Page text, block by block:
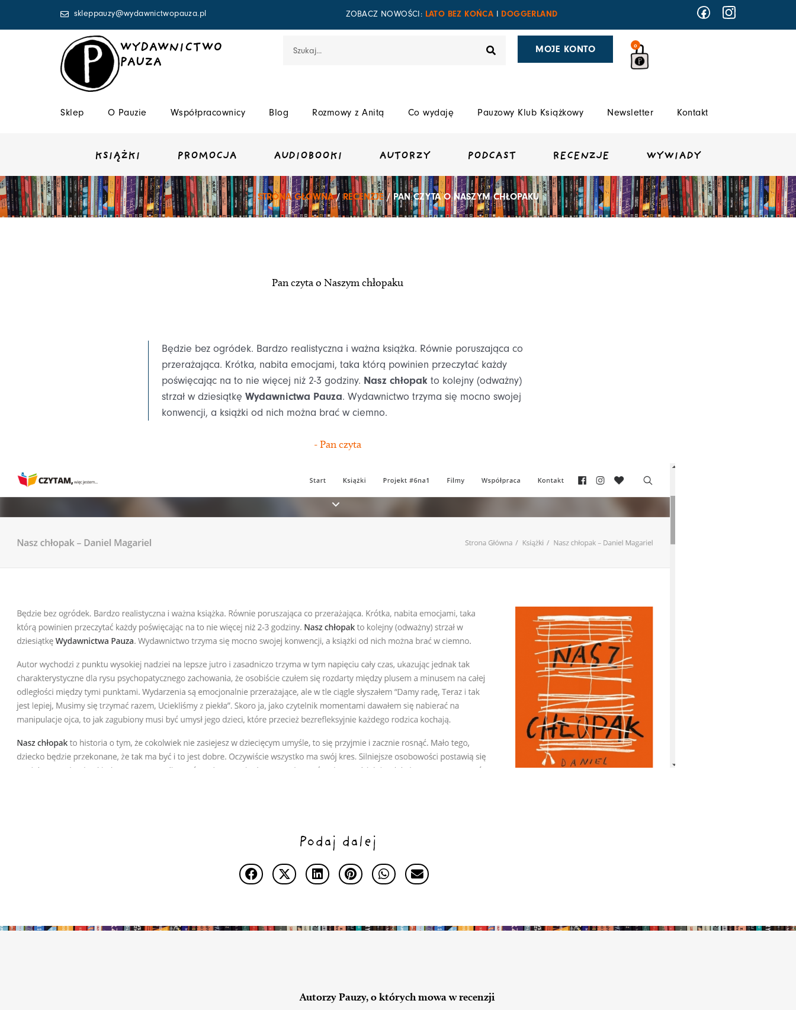
skleppauzy@wydawnictwopauza.pl ZOBACZ NOWOŚCI: LATO BEZ KOŃCA DOGGERLAND
WYDAWNICTWO
PAUZA
MOJE KONTO 0
Sklep O Pauzie Współpracownicy Blog Rozmowy z Anitą Co wydaję Pauzowy Klub Książkowy Newsletter Kontakt
KSIĄŻKI PROMOCJA AUDIOBOOKI AUTORZY PODCAST RECENZJE WYWIADY
STRONA GŁÓWNA/RECENZJE/ PAN CZYTA O NASZYM CHŁOPAKU
Pan czyta o Naszym chłopaku
Będzie bez ogródek. Bardzo realistyczna i ważna książka. Równie poruszająca co
przerażająca. Krótka, nabita emocjami, taka którą powinien przeczytać każdy
poświęcając na to nie więcej niż 2-3 godziny. Nasz chłopak to kolejny (odważny)
strzał w dziesiątkę Wydawnictwa Pauza. Wydawnictwo trzyma się mocno swojej
konwencji, a książki od nich można brać w ciemno.
- Pan czyta
Podaj dalej
Autorzy Pauzy, o których mowa w recenzji